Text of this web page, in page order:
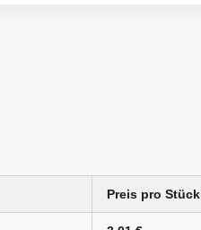
Preis pro Stück